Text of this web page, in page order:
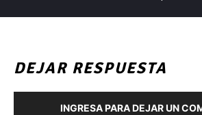
DEJAR RESPUESTA
INGRESA PARA DEJAR UN